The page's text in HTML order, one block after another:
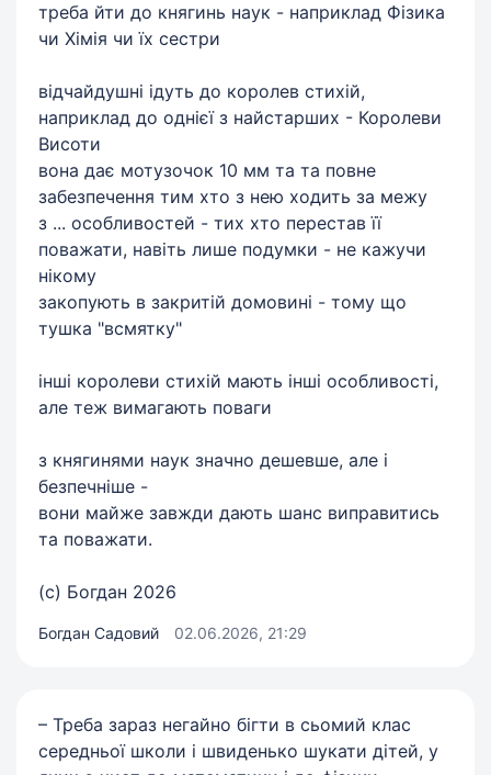
треба йти до княгинь наук - наприклад Фізика
чи Хімія чи їх сестри
відчайдушні ідуть до королев стихій,
наприклад до однієї з найстарших - Королеви
Висоти
вона дає мотузочок 10 мм та та повне
забезпечення тим хто з нею ходить за межу
з ... особливостей - тих хто перестав її
поважати, навіть лише подумки - не кажучи
нікому
закопують в закритій домовині - тому що
тушка "всмятку"
інші королеви стихій мають інші особливості,
але теж вимагають поваги
з княгинями наук значно дешевше, але і
безпечніше -
вони майже завжди дають шанс виправитись
та поважати.
(с) Богдан 2026
Богдан Садовий 02.06.2026, 21:29
– Треба зараз негайно бігти в сьомий клас
середньої школи і швиденько шукати дітей, у